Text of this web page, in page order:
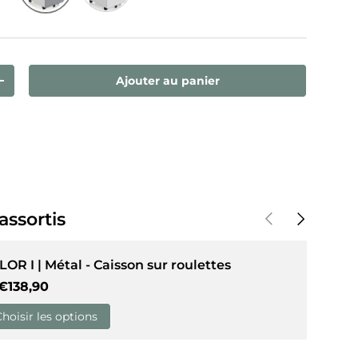
galeriela vue de galerie
Blanc/Gris
la quantitéAjouter au panier
PrécédentSuivant
I | Métal - Caisson sur roulettes
habituel
les options